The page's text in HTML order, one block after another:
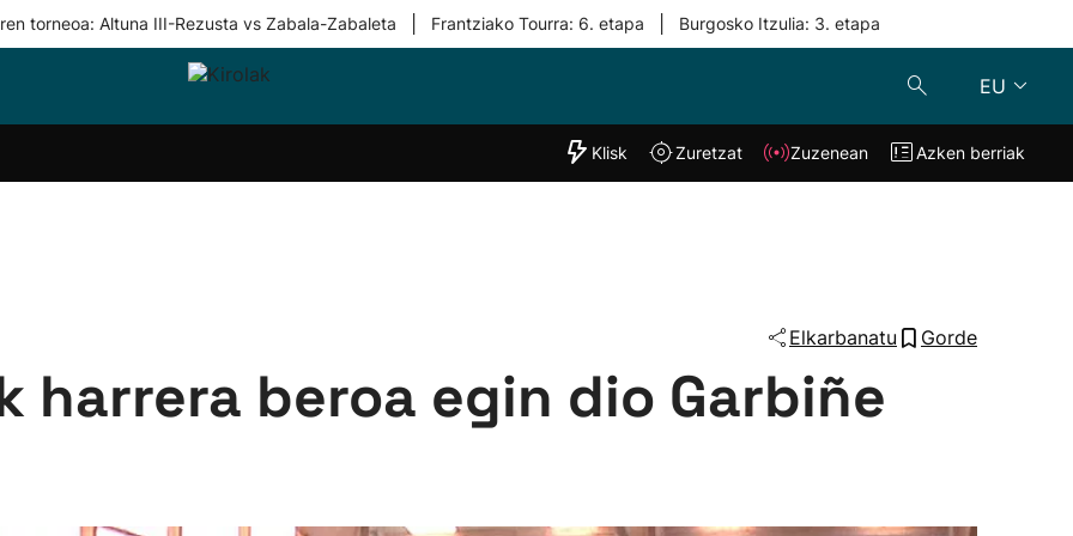
torneoa: Altuna III-Rezusta vs Zabala-Zabaleta Frantziako Tourra: 6. etapa Burgosko Itzulia: 3. etapa
EU
Taldeak
"Helmuga"
Klisk Zuzenean
Klisk Zuretzat Zuzenean Azken berriak
Elkarbanatu Gorde
harrera beroa egin dio Garbiñe